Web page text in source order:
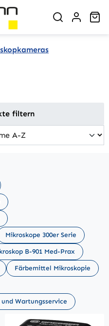
filtern
Mikroskope 300er Serie
B-901 Med-Prax
Färbemittel Mikroskopie
Wartungsservice